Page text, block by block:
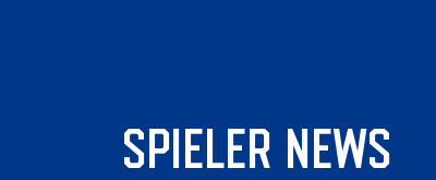
SPIELER NEWS